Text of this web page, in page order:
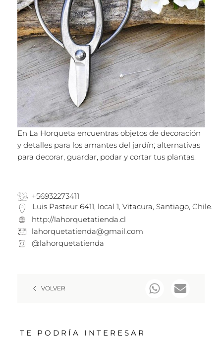
En La Horqueta encuentras objetos de decoración
y detalles para los amantes del jardín; alternativas
para decorar, guardar, podar y cortar tus plantas.
+56932273411
Luis Pasteur 6411, local 1, Vitacura, Santiago, Chile.
http://lahorquetatienda.cl
lahorquetatienda@gmail.com
@lahorquetatienda
VOLVER
TE PODRÍA INTERESAR